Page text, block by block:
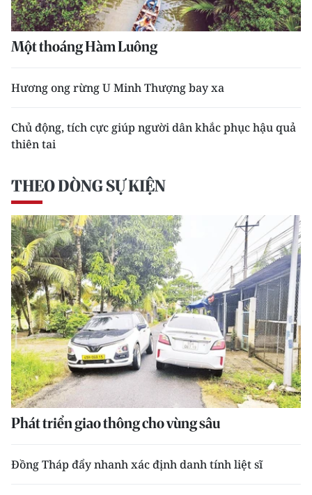
Một thoáng Hàm Luông
Hương ong rừng U Minh Thượng bay xa
Chủ động, tích cực giúp người dân khắc phục hậu quả
thiên tai
THEO DÒNG SỰ KIỆN
Phát triển giao thông cho vùng sâu
Đồng Tháp đẩy nhanh xác định danh tính liệt sĩ